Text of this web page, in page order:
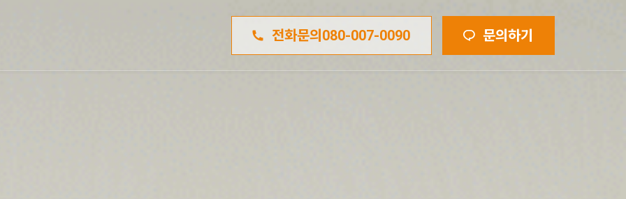
전화문의 080-007-0090 문의하기